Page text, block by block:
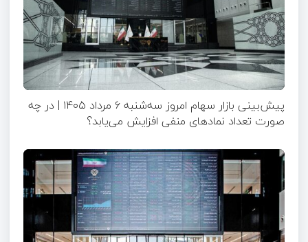
پیش‌بینی بازار سهام امروز سه‌شنبه ۶ مرداد ۱۴۰۵ | در چه
صورت تعداد نماد‌های منفی افزایش می‌یابد؟